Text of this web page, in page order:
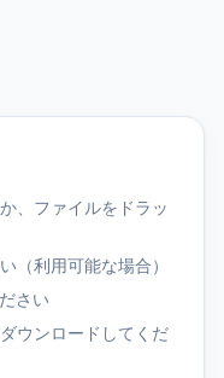
、ファイルをドラッ
（利用可能な場合）
さい
ウンロードしてくだ